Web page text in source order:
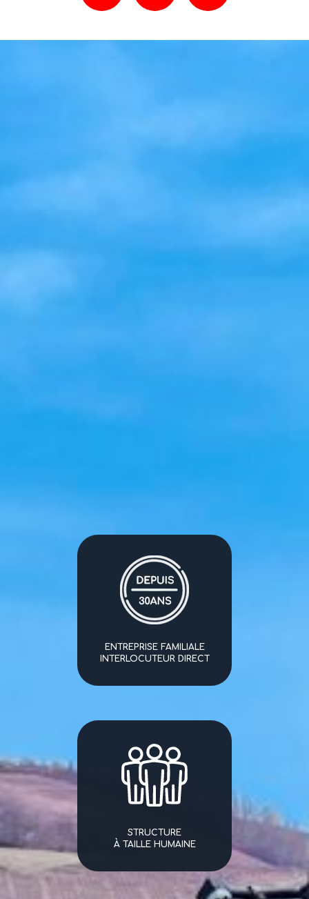
ENTREPRISE FAMILIALE
INTERLOCUTEUR DIRECT
STRUCTURE
À TAILLE HUMAINE